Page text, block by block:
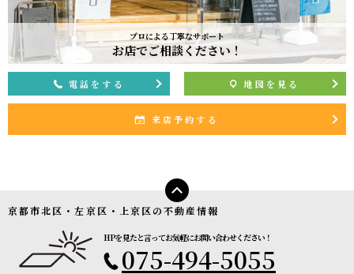
プロによる丁寧なサポート
お店でご相談ください！
電話をする 地図を見る
来店予約する
京都市北区・左京区・上京区の不動産情報
HPを見たと言ってお気軽にお問い合わせください！
075-494-5055